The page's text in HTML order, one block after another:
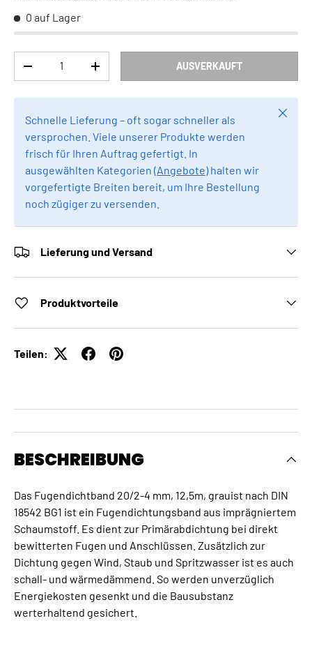
0 auf Lager
MENGE VERRINGERNMENGE ERHÖHEN AUSVERKAUFT
Schnelle Lieferung – oft sogar schneller als
versprochen. Viele unserer Produkte werden
frisch für Ihren Auftrag gefertigt. In
ausgewählten Kategorien (Angebote) halten wir
vorgefertigte Breiten bereit, um Ihre Bestellung
noch zügiger zu versenden.
Lieferung und Versand
Produktvorteile
Teilen:
BESCHREIBUNG
Das Fugendichtband 20/2-4 mm, 12,5m, grauist nach DIN
18542 BG1 ist ein Fugendichtungsband aus imprägniertem
Schaumstoff. Es dient zur Primärabdichtung bei direkt
bewitterten Fugen und Anschlüssen. Zusätzlich zur
Dichtung gegen Wind, Staub und Spritzwasser ist es auch
schall- und wärmedämmend. So werden unverzüglich
Energiekosten gesenkt und die Bausubstanz
werterhaltend gesichert.